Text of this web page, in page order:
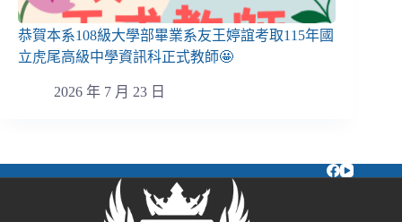
恭賀本系108級大學部畢業系友王婷誼考取115年國
立虎尾高級中學資訊科正式教師🤩
2026 年 7 月 23 日